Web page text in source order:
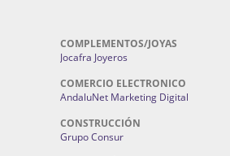
COMPLEMENTOS/JOYAS
Jocafra Joyeros
COMERCIO ELECTRONICO
AndaluNet Marketing Digital
CONSTRUCCIÓN
Grupo Consur